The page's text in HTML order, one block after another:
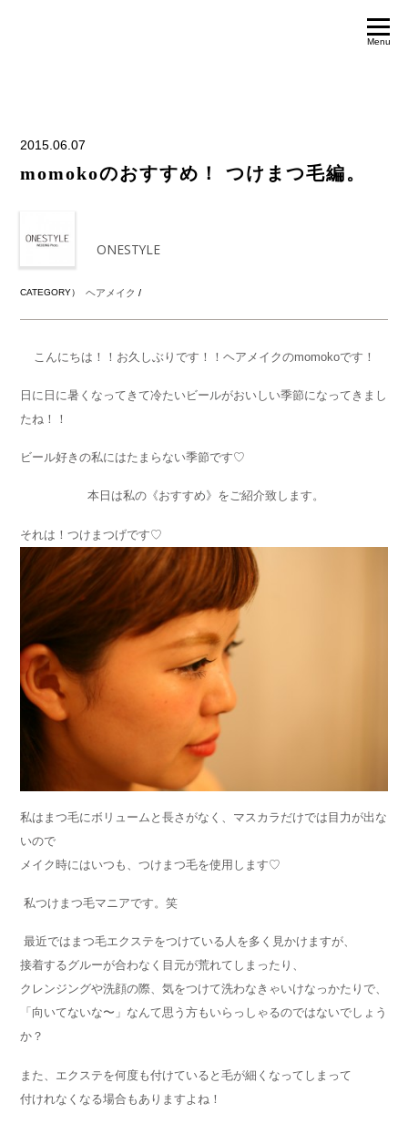
Menu
2015.06.07
momokoのおすすめ！ つけまつ毛編。
ONESTYLE
CATEGORY）ヘアメイク /
こんにちは！！お久しぶりです！！ヘアメイクのmomokoです！
日に日に暑くなってきて冷たいビールがおいしい季節になってきまし
たね！！
ビール好きの私にはたまらない季節です♡
本日は私の《おすすめ》をご紹介致します。
それは！つけまつげです♡
私はまつ毛にボリュームと長さがなく、マスカラだけでは目力が出な
いので
メイク時にはいつも、つけまつ毛を使用します♡
私つけまつ毛マニアです。笑
最近ではまつ毛エクステをつけている人を多く見かけますが、
接着するグルーが合わなく目元が荒れてしまったり、
クレンジングや洗顔の際、気をつけて洗わなきゃいけなっかたりで、
「向いてないな〜」なんて思う方もいらっしゃるのではないでしょう
か？
また、エクステを何度も付けていると毛が細くなってしまって
付けれなくなる場合もありますよね！